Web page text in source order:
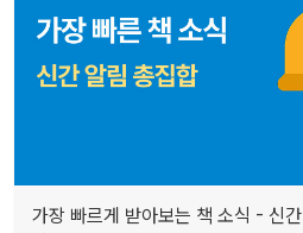
가장 빠르게 받아보는 책 소식 - 신